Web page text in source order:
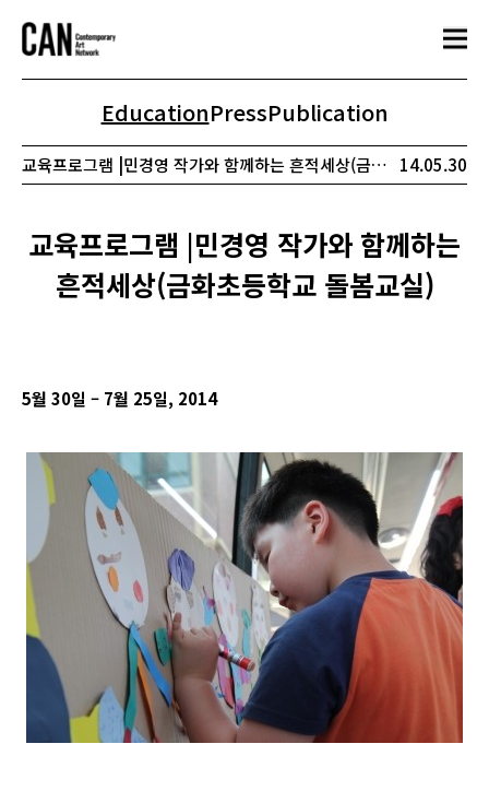
EducationPressPublication
교육프로그램 |민경영 작가와 함께하는 흔적세상(금화초등학교 돌봄교실) 14.05.30
교육프로그램 |민경영 작가와 함께하는
흔적세상(금화초등학교 돌봄교실)
5월 30일 – 7월 25일, 2014